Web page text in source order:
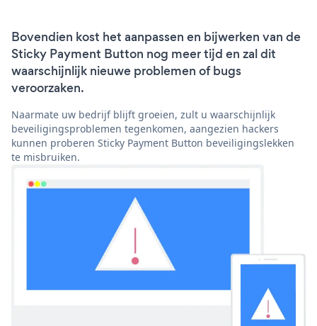
Bovendien kost het aanpassen en bijwerken van de
Sticky Payment Button nog meer tijd en zal dit
waarschijnlijk nieuwe problemen of bugs
veroorzaken.
Naarmate uw bedrijf blijft groeien, zult u waarschijnlijk
beveiligingsproblemen tegenkomen, aangezien hackers
kunnen proberen Sticky Payment Button beveiligingslekken
te misbruiken.